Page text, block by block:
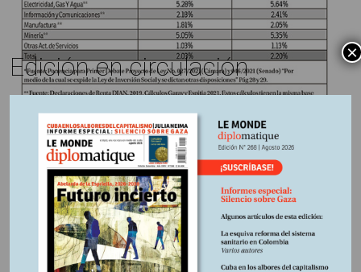
No grabar a los ricos entre los ricos
La decisión del gobierno, consecuente con su carácter, fue
la de no gravar al uno por ciento y al uno por mil más rico
del país, conservándoles la actual tarifa efectiva de
tributación.
Edición en circulación ×